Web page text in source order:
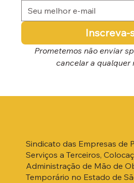
Inscreva-
Prometemos não enviar
cancelar a qualquer
Sindicato das Empresas de
Serviços a Terceiros,
Administração de Mão de
Temporário no Estado de